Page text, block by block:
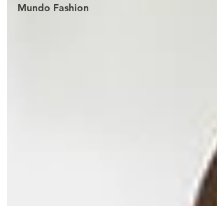
Mundo Fashion